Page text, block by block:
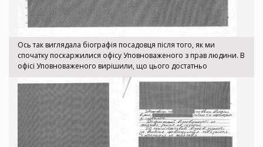
Ось так виглядала біографія посадовця після того, як ми
спочатку поскаржилися офісу Уповноваженого з прав людини. В
офісі Уповноваженого вирішили, що цього достатньо